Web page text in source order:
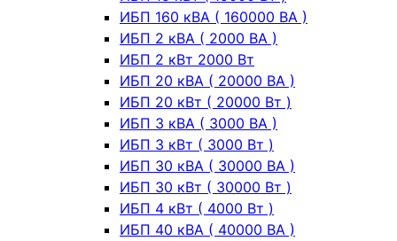
ИБП 160 кВА ( 160000 ВА )
ИБП 2 кВА ( 2000 ВА )
ИБП 2 кВт 2000 Вт
ИБП 20 кВА ( 20000 ВА )
ИБП 20 кВт ( 20000 Вт )
ИБП 3 кВА ( 3000 ВА )
ИБП 3 кВт ( 3000 Вт )
ИБП 30 кВА ( 30000 ВА )
ИБП 30 кВт ( 30000 Вт )
ИБП 4 кВт ( 4000 Вт )
ИБП 40 кВА ( 40000 ВА )